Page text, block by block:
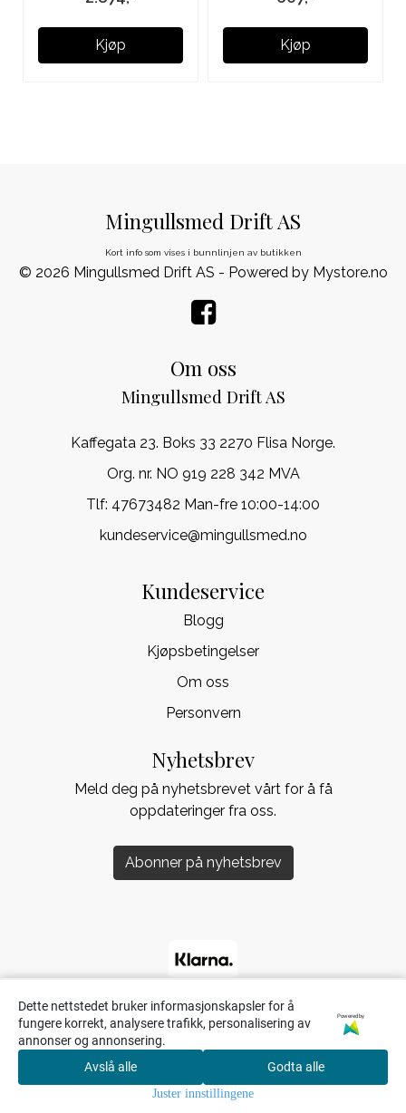
Søk
Kjøp Kjøp
Dette nettstedet bruker informasjonskapsler for å
fungere korrekt, analysere trafikk, personalisering av
annonser og annonsering.
Powered by
Avslå alle Godta alle
Juster innstillingene
Mingullsmed Drift AS
Kort info som vises i bunnlinjen av butikken
© 2026 Mingullsmed Drift AS - Powered by Mystore.no
Om oss
Mingullsmed Drift AS
Kaffegata 23. Boks 33 2270 Flisa Norge.
Org. nr. NO 919 228 342 MVA
Tlf: 47673482 Man-fre 10:00-14:00
kundeservice@mingullsmed.no
Kundeservice
Blogg
Kjøpsbetingelser
Om oss
Personvern
Nyhetsbrev
Meld deg på nyhetsbrevet vårt for å få
oppdateringer fra oss.
Abonner på nyhetsbrev